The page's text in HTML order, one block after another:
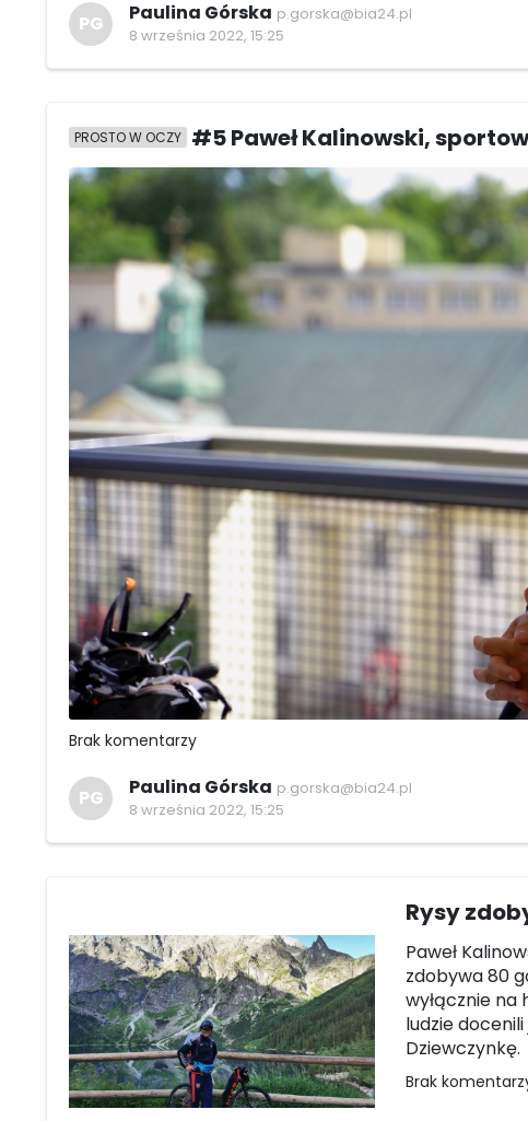
PG Paulina Górska p.gorska@bia24.pl
8 września 2022, 15:25
PROSTO W OCZY #5 Paweł Kalinowski,
Brak komentarzy
PG Paulina Górska p.gorska@bia24.pl
8 września 2022, 15:25
Rysy
Paweł
zdobywa 80
wyłącznie na
ludzie
Dziewczynkę.
Brak